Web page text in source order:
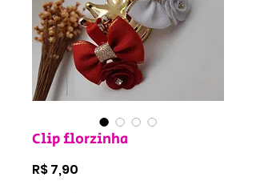
Clip florzinha
R$ 7,90